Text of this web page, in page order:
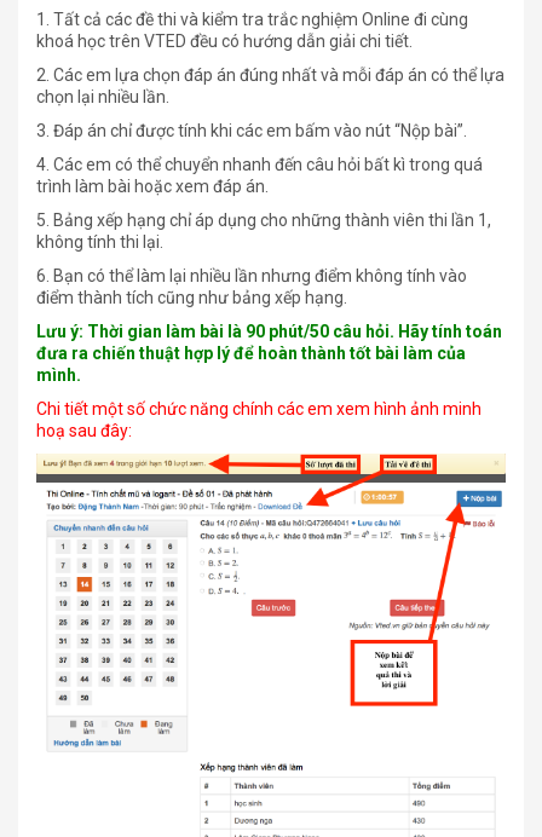
1. Tất cả các đề thi và kiểm tra trắc nghiệm Online đi cùng
khoá học trên VTED đều có hướng dẫn giải chi tiết.
2. Các em lựa chọn đáp án đúng nhất và mỗi đáp án có thể lựa
chọn lại nhiều lần.
3. Đáp án chỉ được tính khi các em bấm vào nút “Nộp bài”.
4. Các em có thể chuyển nhanh đến câu hỏi bất kì trong quá
trình làm bài hoặc xem đáp án.
5. Bảng xếp hạng chỉ áp dụng cho những thành viên thi lần 1,
không tính thi lại.
6. Bạn có thể làm lại nhiều lần nhưng điểm không tính vào
điểm thành tích cũng như bảng xếp hạng.
Lưu ý: Thời gian làm bài là 90 phút/50 câu hỏi. Hãy tính toán
đưa ra chiến thuật hợp lý để hoàn thành tốt bài làm của
mình.
Chi tiết một số chức năng chính các em xem hình ảnh minh
hoạ sau đây: